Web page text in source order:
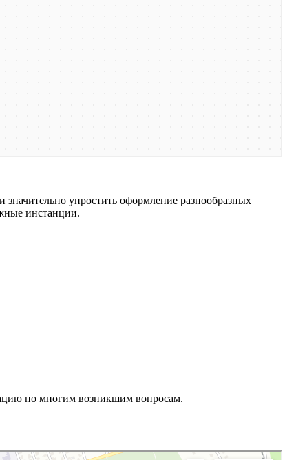
упростить оформление разнообразных
инстанции.
по многим возникшим вопросам.